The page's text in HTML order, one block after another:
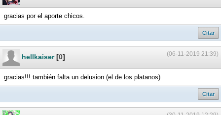
gracias por el aporte chicos.
Citar
(06-11-2019 21:39)
hellkaiser[0]
gracias!!! también falta un delusion (el de los platanos)
Citar